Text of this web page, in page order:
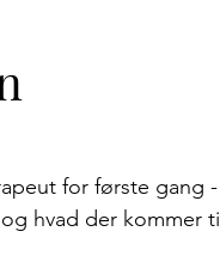
for første gang -
hvad der kommer til